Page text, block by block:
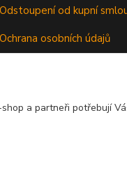
Odstoupení od kupní
Ochrana osobních údajů
a partneři potřebují